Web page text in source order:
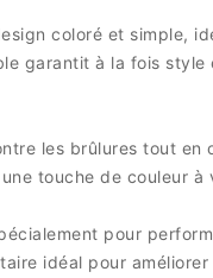
coloré et simple,
garantit à la fois
les brûlures tout
touche de couleur
pour
idéal pour